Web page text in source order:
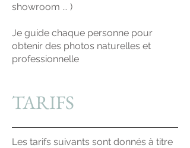
showroom ... )
Je guide chaque personne pour
obtenir des photos naturelles et
professionnelle
TARIFS
Les tarifs suivants sont donnés à titre